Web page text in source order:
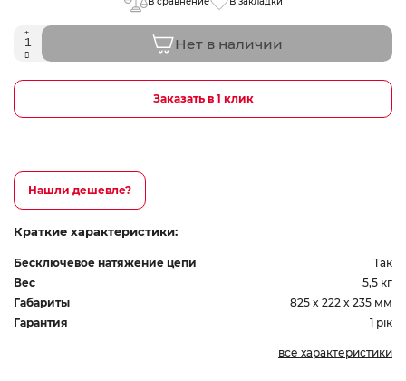
Нет в наличии
Заказать в 1 клик
Нашли дешевле?
Краткие характеристики:
Бесключевое натяжение цепи
Так
Вес
5,5 кг
Габариты
825 x 222 x 235 мм
Гарантия
1 рік
все характеристики